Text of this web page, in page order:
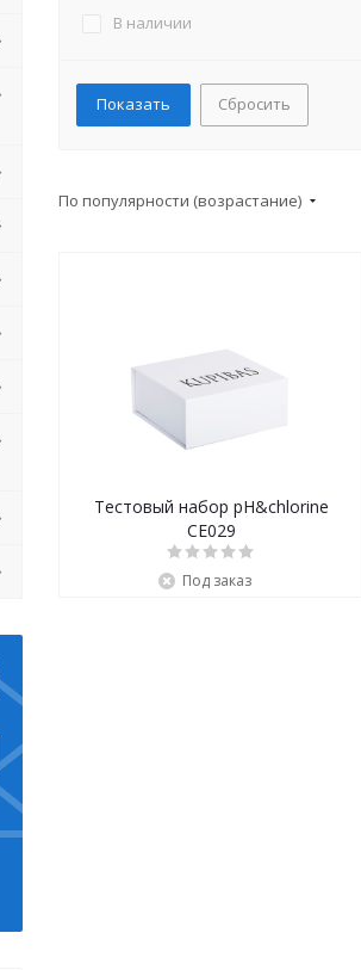
В наличии
Сбросить
По популярности (возрастание)
Тестовый набор pH&chlorine
CE029
Под заказ